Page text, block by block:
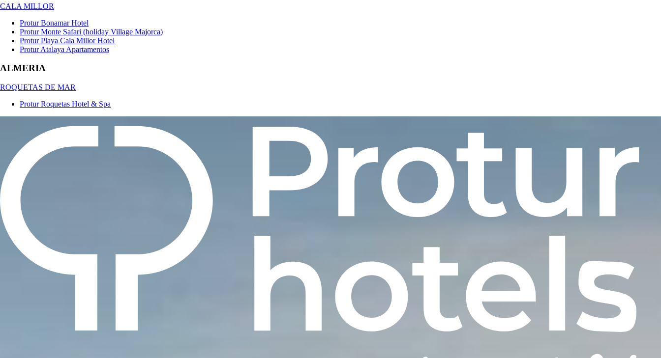
CALA MILLOR
Protur Bonamar Hotel
Protur Monte Safari (holiday Village Majorca)
Protur Playa Cala Millor Hotel
Protur Atalaya Apartamentos
ALMERIA
ROQUETAS DE MAR
Protur Roquetas Hotel & Spa